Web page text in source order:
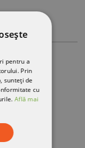
pentru a
Prin
sunteți de
cu
Află mai